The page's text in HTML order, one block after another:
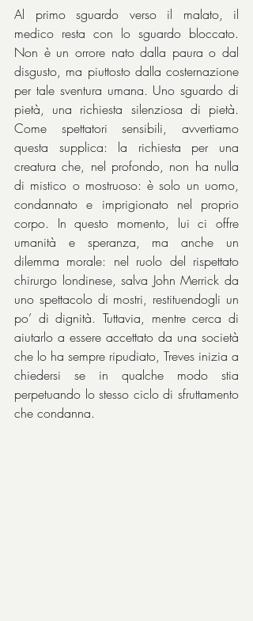
Al primo sguardo verso il malato, il
medico resta con lo sguardo bloccato.
Non è un orrore nato dalla paura o dal
disgusto, ma piuttosto dalla costernazione
per tale sventura umana. Uno sguardo di
pietà, una richiesta silenziosa di pietà.
Come spettatori sensibili, avvertiamo
questa supplica: la richiesta per una
creatura che, nel profondo, non ha nulla
di mistico o mostruoso: è solo un uomo,
condannato e imprigionato nel proprio
corpo. In questo momento, lui ci offre
umanità e speranza, ma anche un
dilemma morale: nel ruolo del rispettato
chirurgo londinese, salva John Merrick da
uno spettacolo di mostri, restituendogli un
po’ di dignità. Tuttavia, mentre cerca di
aiutarlo a essere accettato da una società
che lo ha sempre ripudiato, Treves inizia a
chiedersi se in qualche modo stia
perpetuando lo stesso ciclo di sfruttamento
che condanna.